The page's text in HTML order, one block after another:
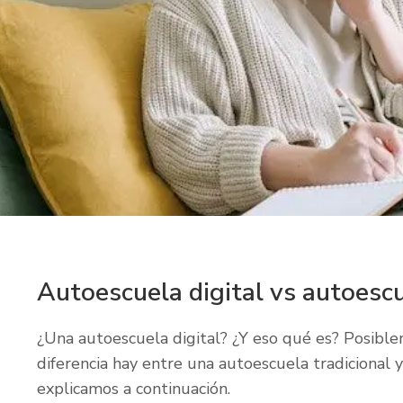
Autoescuela digital vs
¿Una autoescuela digital? ¿Y eso qué es?
diferencia hay entre una autoescuela tradicional
explicamos a continuación.